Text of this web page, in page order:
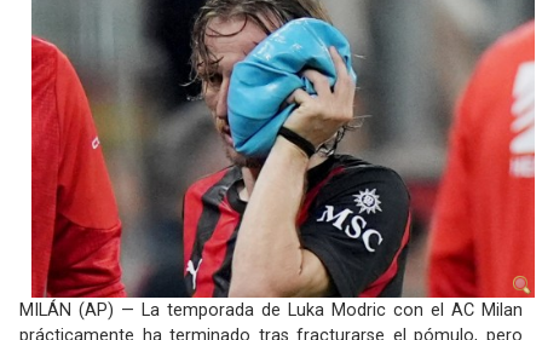
MILÁN (AP) — La temporada de Luka Modric con el AC Milan